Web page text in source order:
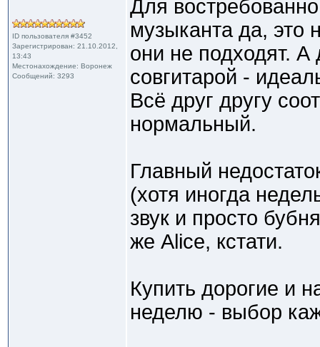
ID пользователя #3452
Зарегистрирован: 21.10.2012,
13:43
Местонахождение: Воронеж
Сообщений: 3293
Для
музыканта да, это
они не подходят. А
совгитарой -
Всё друг другу
нормальный.
Главный
(хотя иногда
звук и просто
же Alice, кстати.
Купить дорогие и
неделю - выбор